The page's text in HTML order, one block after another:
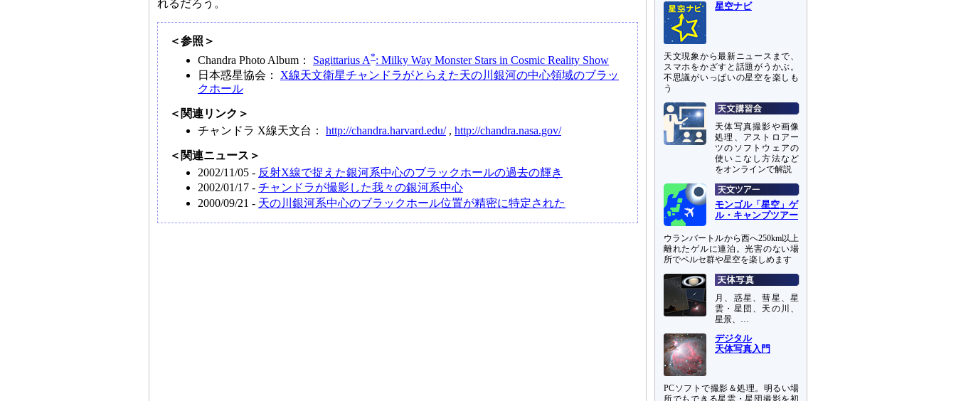
れるだろう。
＜参照＞
Chandra Photo Album： Sagittarius A*: Milky Way Monster Stars in Cosmic Reality Show
日本惑星協会： X線天文衛星チャンドラがとらえた天の川銀河の中心領域のブラッ
クホール
＜関連リンク＞
チャンドラ X線天文台： http://chandra.harvard.edu/, http://chandra.nasa.gov/
＜関連ニュース＞
2002/11/05 - 反射X線で捉えた銀河系中心のブラックホールの過去の輝き
2002/01/17 - チャンドラが撮影した我々の銀河系中心
2000/09/21 - 天の川銀河系中心のブラックホール位置が精密に特定された
星空ナビ
天文現象から最新ニュースまで、
スマホをかざすと話題がうかぶ。
不思議がいっぱいの星空を楽しも
う
天体写真撮影や画像
処理、アストロアー
ツのソフトウェアの
使いこなし方法など
をオンラインで解説
モンゴル「星空」ゲ
ル・キャンプツアー
ウランバートルから西へ250km以上
離れたゲルに連泊。光害のない場
所でペルセ群や星空を楽しめます
月、惑星、彗星、星
雲・星団、天の川、
星景、…
デジタル
天体写真入門
PCソフトで撮影＆処理。明るい場
所でもできる星雲・星団撮影を初